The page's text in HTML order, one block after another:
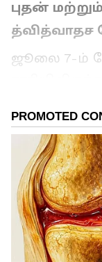
புதன்
ஜூலை 7-ம்
மாற்றத்தால்,
இடையே
அதாவது,
குருவுக்கு
இந்த
குடும்ப